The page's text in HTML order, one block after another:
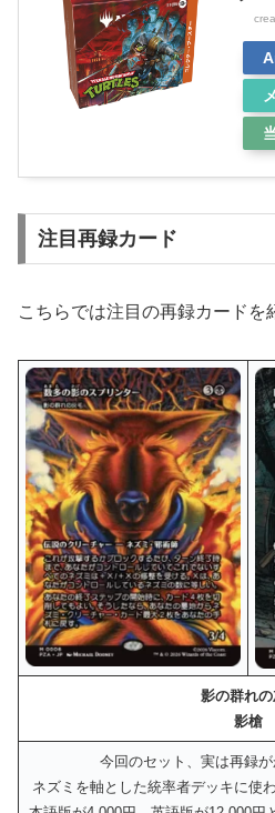
注目再録カード
こちらでは注目の再録カードを
影の群れ
影槍
今回のセット、実は再録が
ネズミを軸とした統率者デッキに使